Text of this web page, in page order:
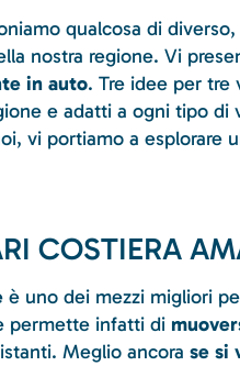
qualcosa di
nostra regione. Vi
in auto. Tre idee per
e adatti a ogni tipo di
vi portiamo a esplorare
COSTIERA
è uno dei mezzi migliori
permette infatti di
Meglio ancora se si